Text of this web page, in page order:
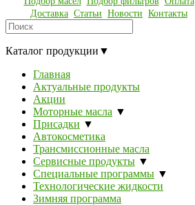
Доставка Статьи Новости Контакты
Каталог продукции ▼
Главная
Актуальные продукты
Акции
Моторные масла ▼
Присадки ▼
Автокосметика
Трансмиссионные масла
Сервисные продукты ▼
Специальные программы ▼
Технологические жидкости
Зимняя программа